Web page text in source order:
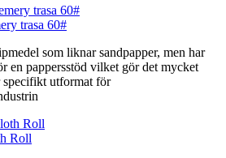
trasa 60#
som liknar sandpapper, men har
en pappersstöd vilket gör det mycket
specifikt utformat för
Roll